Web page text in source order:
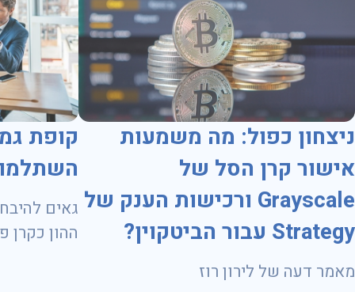
ניצחון כפול: מה משמעות
אישור קרן הסל של
Grayscale ורכישות הענק של
Strategy עבור הביטקוין?
מאמר דעה של לירון רוז
קופת
גאים